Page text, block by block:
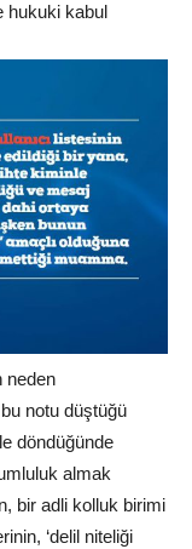
hukuki kabul
neden
notu düştüğü
döndüğünde
almak
bir adli kolluk birimi
‘delil niteliği